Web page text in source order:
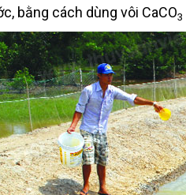
bằng cách dùng vôi CaCO3